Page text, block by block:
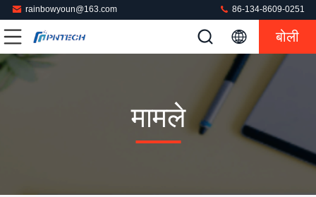
rainbowyoun@163.com 86-134-8609-0251
बोली
मामले